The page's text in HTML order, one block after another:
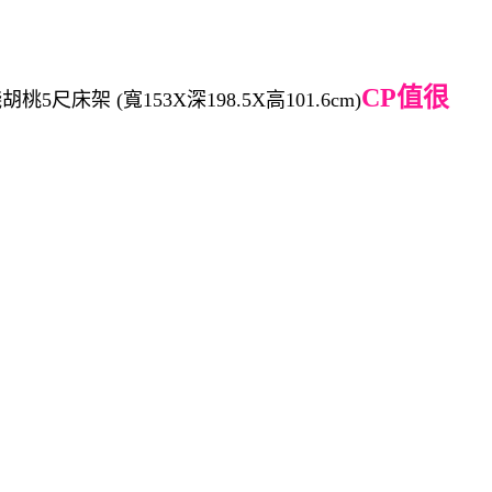
桃5尺床架 (寬153X深198.5X高101.6cm)CP值很